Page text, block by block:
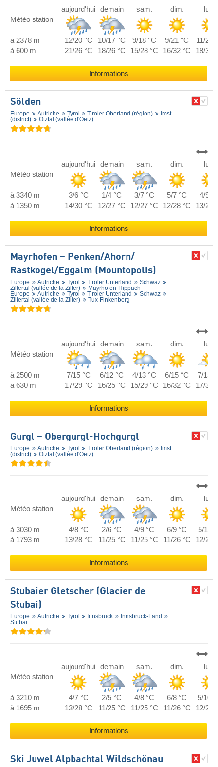
Météo station
aujourd'hui demain sam. dim. lun.
à 2378 m 12/20 °C 10/17 °C 9/18 °C 9/21 °C
11/21
à 600 m
21/26 °C 18/26 °C 15/28 °C 16/32 °C 18/32
Informations
Sölden
Europe Autriche Tyrol Tiroler Oberland (région)
Imst
(district)
Ötztal (vallée d'Oetz)
Météo station
aujourd'hui demain sam. dim. lun.
à 3340 m 3/6 °C 1/4 °C 3/7 °C 5/7 °C
4/9
à 1350 m
14/30 °C 12/27 °C 12/27 °C 12/28 °C 13/29
Informations
Mayrhofen – Penken/​Ahorn/​
Rastkogel/​Eggalm (Mountopolis)
Europe Autriche Tyrol Tiroler Unterland
Schwaz
Zillertal (vallée de la Ziller)
Mayrhofen-Hippach
Europe
Autriche Tyrol Tiroler Unterland
Schwaz
Zillertal (vallée de la Ziller)
Tux-Finkenberg
Météo station
aujourd'hui demain sam. dim. lun.
à 2500 m 7/15 °C 6/12 °C 4/13 °C 6/15 °C
7/15
à 630 m
17/29 °C 16/25 °C 15/29 °C 16/32 °C 17/33
Informations
Gurgl – Obergurgl-Hochgurgl
Europe Autriche Tyrol Tiroler Oberland (région)
Imst
(district)
Ötztal (vallée d'Oetz)
Météo station
aujourd'hui demain sam. dim. lun.
à 3030 m 4/8 °C 2/6 °C 4/9 °C 6/9 °C
5/11
à 1793 m
13/28 °C 11/25 °C 11/25 °C 11/26 °C 12/27
Informations
Stubaier Gletscher (Glacier de
Stubai)
Europe Autriche Tyrol Innsbruck
Innsbruck-Land
Stubai
Météo station
aujourd'hui demain sam. dim. lun.
à 3210 m 4/7 °C 2/5 °C 4/8 °C 6/8 °C
5/10
à 1695 m
13/28 °C 11/25 °C 11/25 °C 11/26 °C 12/27
Informations
Ski Juwel Alpbachtal Wildschönau